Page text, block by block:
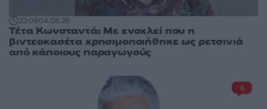
22:0904.08.26
Τέτα Κωνσταντά: Με ενοχλεί που η
βιντεοκασέτα χρησιμοποιήθηκε ως ρετσινιά
από κάποιους παραγωγούς
5